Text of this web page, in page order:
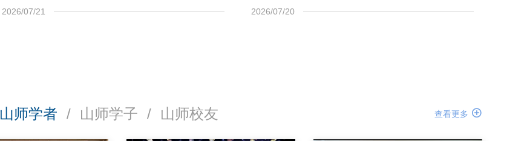
2026/07/21 2026/07/20
山师学者 / 山师学子 / 山师校友 查看更多 